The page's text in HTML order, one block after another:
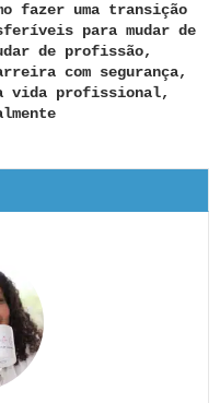
fazer uma transição
para mudar de
de profissão,
com segurança,
a vida profissional,